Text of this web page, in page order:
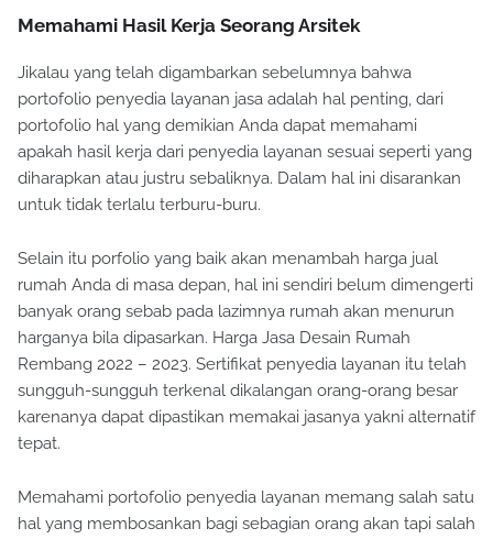
Memahami Hasil Kerja Seorang Arsitek
Jikalau yang telah digambarkan sebelumnya bahwa
portofolio penyedia layanan jasa adalah hal penting, dari
portofolio hal yang demikian Anda dapat memahami
apakah hasil kerja dari penyedia layanan sesuai seperti yang
diharapkan atau justru sebaliknya. Dalam hal ini disarankan
untuk tidak terlalu terburu-buru.
Selain itu porfolio yang baik akan menambah harga jual
rumah Anda di masa depan, hal ini sendiri belum dimengerti
banyak orang sebab pada lazimnya rumah akan menurun
harganya bila dipasarkan. Harga Jasa Desain Rumah
Rembang 2022 – 2023. Sertifikat penyedia layanan itu telah
sungguh-sungguh terkenal dikalangan orang-orang besar
karenanya dapat dipastikan memakai jasanya yakni alternatif
tepat.
Memahami portofolio penyedia layanan memang salah satu
hal yang membosankan bagi sebagian orang akan tapi salah